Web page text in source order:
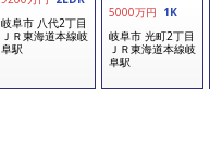
岐阜市 八代2丁目
ＪＲ東海道本線岐
阜駅
5000万円 1K
岐阜市 光町2丁目
ＪＲ東海道本線岐
阜駅